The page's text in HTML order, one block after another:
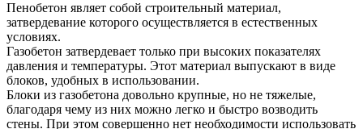
Пенобетон являет собой строительный материал,
затвердевание которого осуществляется в естественных
условиях.
Газобетон затвердевает только при высоких показателях
давления и температуры. Этот материал выпускают в виде
блоков, удобных в использовании.
Блоки из газобетона довольно крупные, но не тяжелые,
благодаря чему из них можно легко и быстро возводить
стены. При этом совершенно нет необходимости использовать